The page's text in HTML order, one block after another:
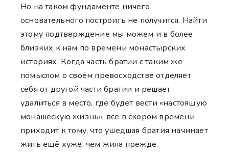
Но на таком фундаменте ничего
основательного построить не получится. Найти
этому подтверждение мы можем и в более
близких к нам по времени монастырских
историях. Когда часть братии с таким же
помыслом о своём превосходстве отделяет
себя от другой части братии и решает
удалиться в место, где будет вести «настоящую
монашескую жизнь», всё в скором времени
приходит к тому, что ушедшая братия начинает
жить ещё хуже, чем жила прежде.